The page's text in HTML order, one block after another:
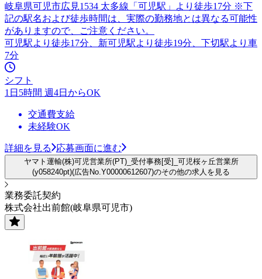
岐阜県可児市広見1534 太多線「可児駅」より徒歩17分 ※下
記の駅名および徒歩時間は、実際の勤務地とは異なる可能性
がありますので、ご注意ください。
可児駅より徒歩17分、新可児駅より徒歩19分、下切駅より車
7分
シフト
1日5時間 週4日からOK
交通費支給
未経験OK
詳細を見る 応募画面に進む
ヤマト運輸(株)可児営業所(PT)_受付事務[受]_可児桜ヶ丘営業所
(y058240pt)(広告No.Y00000612607)のその他の求人を見る
業務委託契約
株式会社出前館(岐阜県可児市)